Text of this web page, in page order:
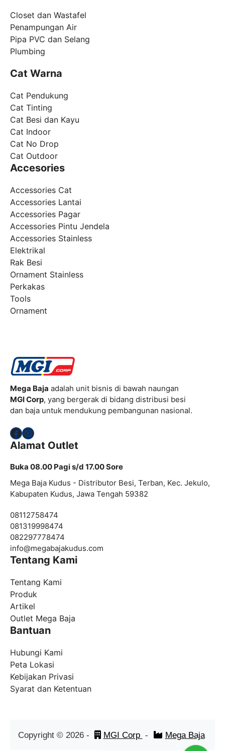
Closet dan Wastafel
Penampungan Air
Pipa PVC dan Selang
Plumbing
Cat Warna
Cat Pendukung
Cat Tinting
Cat Besi dan Kayu
Cat Indoor
Cat No Drop
Cat Outdoor
Accesories
Accessories Cat
Accessories Lantai
Accessories Pagar
Accessories Pintu Jendela
Accessories Stainless
Elektrikal
Rak Besi
Ornament Stainless
Perkakas
Tools
Ornament
Mega Baja adalah unit bisnis di bawah naungan
MGI Corp, yang bergerak di bidang distribusi besi
dan baja untuk mendukung pembangunan nasional.
Facebook
Instagram
Alamat Outlet
Buka 08.00 Pagi s/d 17.00 Sore
Mega Baja Kudus - Distributor Besi, Terban, Kec. Jekulo,
Kabupaten Kudus, Jawa Tengah 59382
08112758474
081319998474
082297778474
info@megabajakudus.com
Tentang Kami
Tentang Kami
Produk
Artikel
Outlet Mega Baja
Bantuan
Hubungi Kami
Peta Lokasi
Kebijakan Privasi
Syarat dan Ketentuan
Copyright © 2026- MGI Corp - Mega Baja